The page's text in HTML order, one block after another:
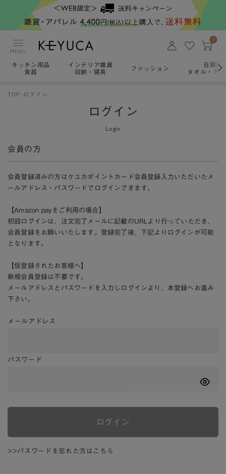
MENU
0
キッチン用品
食器
インテリア雑貨
収納・寝具
ファッション
日用雑
タオル・ア
TOP ログイン
ログイン
Login
会員の方
会員登録済みの方はケユカポイントカード会員登録入力いただいたメ
ールアドレス・パスワードでログインできます。
【Amazon payをご利用の場合】
初回ログインは、注文完了メールに記載のURLより行っていただき、
会員登録をお願いいたします。登録完了後、下記よりログインが可能
となります。
【仮登録されたお客様へ】
新規会員登録は不要です。
メールアドレスとパスワードを入力しログインより、本登録へお進み
下さい。
メールアドレス
パスワード
ログイン
>>パスワードを忘れた方はこちら